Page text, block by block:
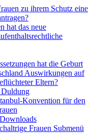
zu ihrem Schutz eine
hat das neue
hat die Geburt
Auswirkungen auf
Eltern?
Duldung
Konvention für den
Frauen Submenü